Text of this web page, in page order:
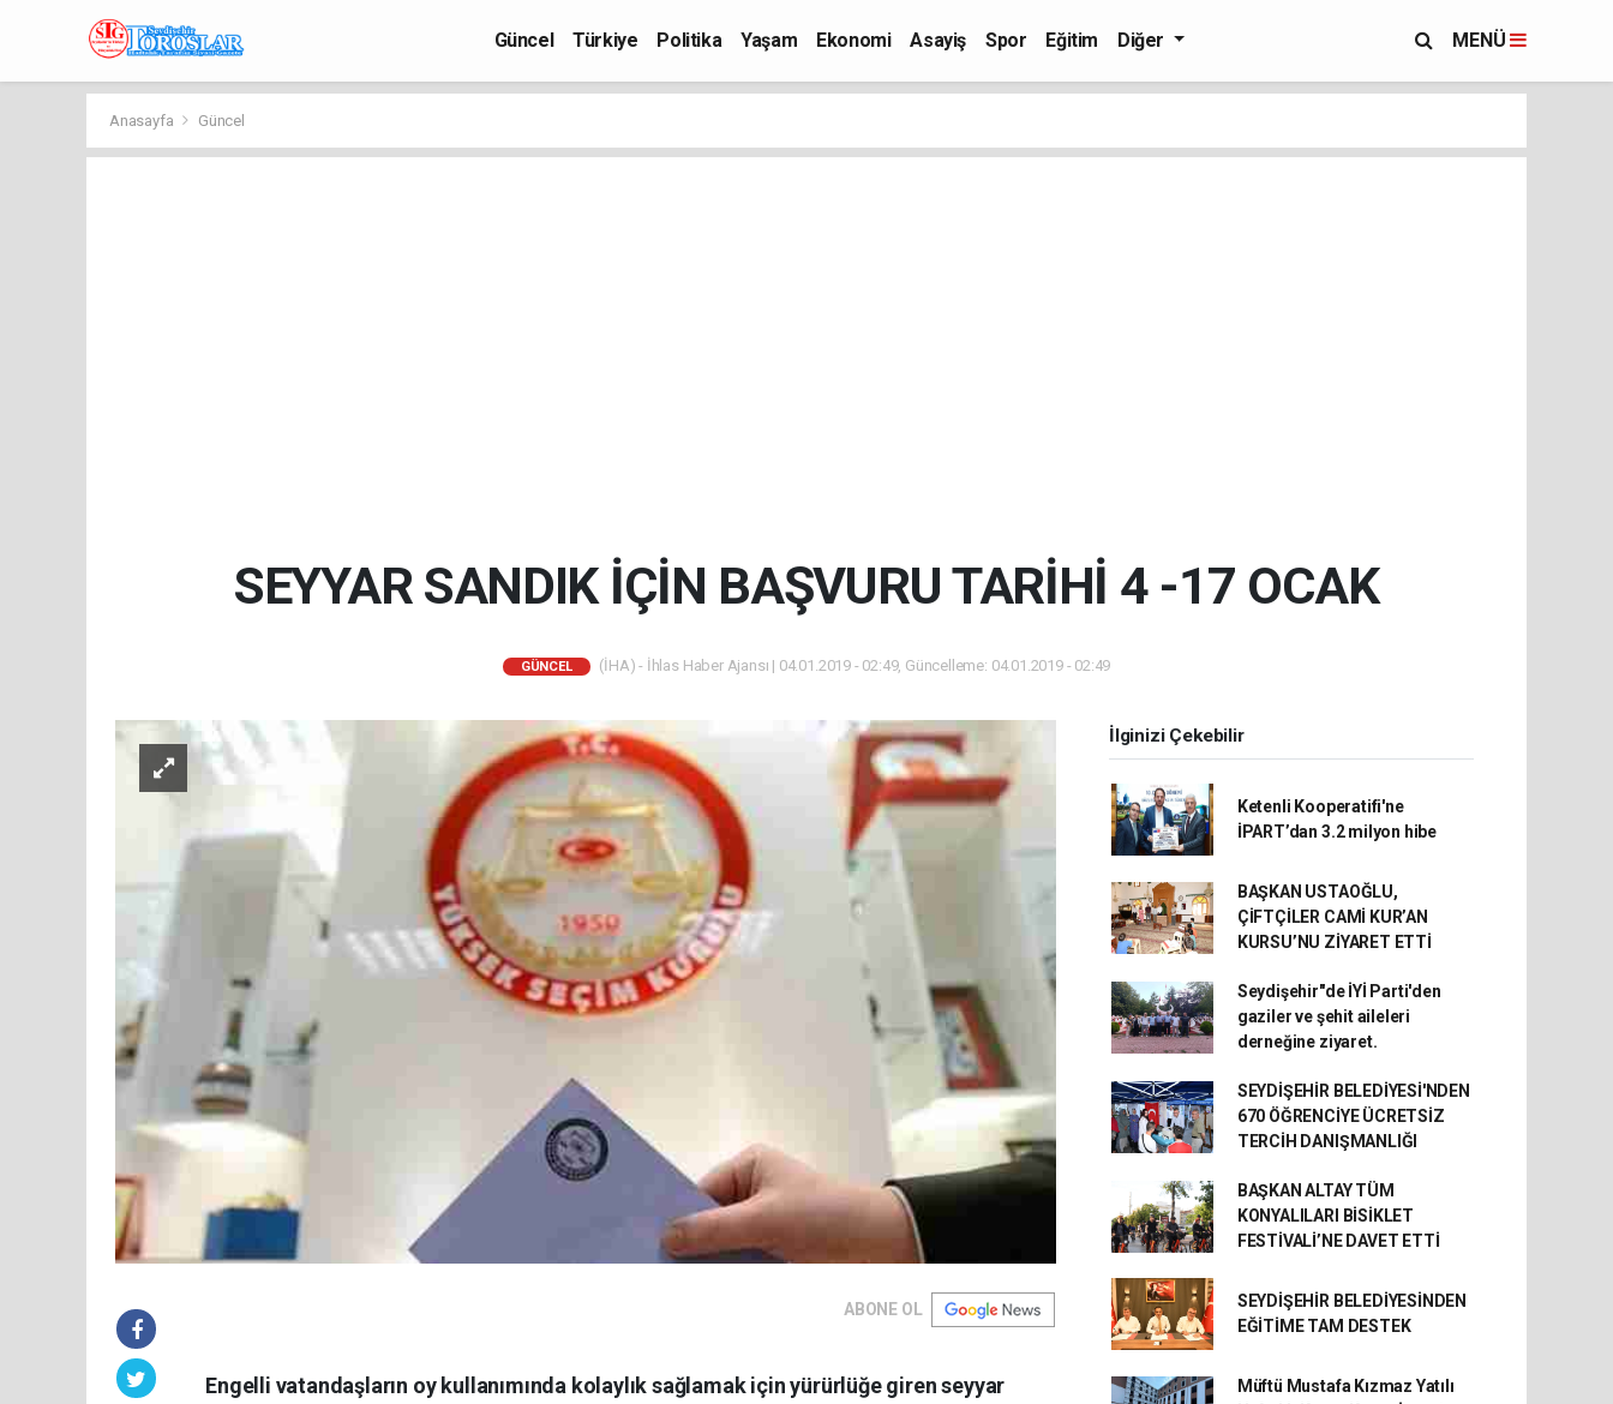
Güncel Türkiye Politika Yaşam Ekonomi Asayiş Spor Eğitim Diğer MENÜ
Anasayfa Güncel
SEYYAR SANDIK İÇİN BAŞVURU TARİHİ 4 -17 OCAK
GÜNCEL (İHA) - İhlas Haber Ajansı | 04.01.2019 - 02:49, Güncelleme: 04.01.2019 - 02:49
ABONE OL
Engelli vatandaşların oy kullanımında kolaylık sağlamak için yürürlüğe giren seyyar
İlginizi Çekebilir
Ketenli Kooperatifi'ne
İPART’dan 3.2 milyon hibe
BAŞKAN USTAOĞLU,
ÇİFTÇİLER CAMİ KUR’AN
KURSU’NU ZİYARET ETTİ
Seydişehir"de İYİ Parti'den
gaziler ve şehit aileleri
derneğine ziyaret.
SEYDİŞEHİR BELEDİYESİ'NDEN
670 ÖĞRENCİYE ÜCRETSİZ
TERCİH DANIŞMANLIĞI
BAŞKAN ALTAY TÜM
KONYALILARI BİSİKLET
FESTİVALİ’NE DAVET ETTİ
SEYDİŞEHİR BELEDİYESİNDEN
EĞİTİME TAM DESTEK
Müftü Mustafa Kızmaz Yatılı